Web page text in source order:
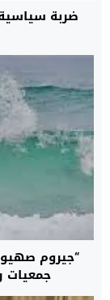
ضربة
جمعيات